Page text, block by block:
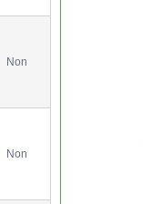
Non
Non